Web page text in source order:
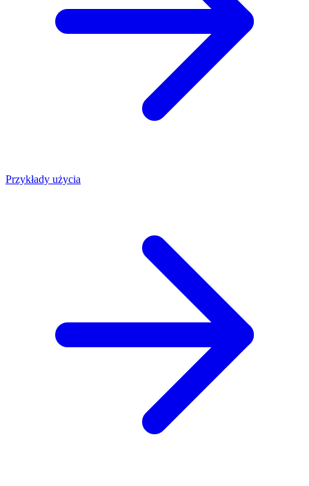
Przykłady użycia